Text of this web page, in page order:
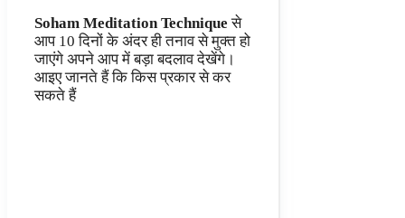
Soham Meditation Technique से
आप 10 दिनों के अंदर ही तनाव से मुक्त हो
जाएंगे अपने आप में बड़ा बदलाव देखेंगे।
आइए जानते हैं कि किस प्रकार से कर
सकते हैं